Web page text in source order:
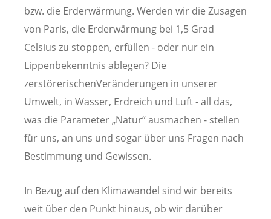
bzw. die Erderwärmung. Werden wir die Zusagen
von Paris, die Erderwärmung bei 1,5 Grad
Celsius zu stoppen, erfüllen - oder nur ein
Lippenbekenntnis ablegen? Die
zerstörerischenVeränderungen in unserer
Umwelt, in Wasser, Erdreich und Luft - all das,
was die Parameter „Natur“ ausmachen - stellen
für uns, an uns und sogar über uns Fragen nach
Bestimmung und Gewissen.
In Bezug auf den Klimawandel sind wir bereits
weit über den Punkt hinaus, ob wir darüber